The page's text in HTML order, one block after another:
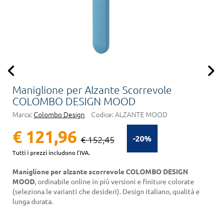
Maniglione per Alzante Scorrevole
COLOMBO DESIGN MOOD
Marca: Colombo Design Codice:ALZANTE MOOD
-20%
€ 121,96 € 152,45
Tutti i prezzi includono l'IVA.
Maniglione per alzante scorrevole COLOMBO DESIGN
MOOD, ordinabile online in più versioni e finiture colorate
(seleziona le varianti che desideri). Design italiano, qualità e
lunga durata.